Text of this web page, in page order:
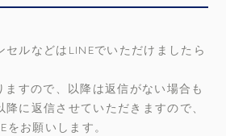
セルなどはLINEでいただけましたら
ますので、以降は返信がない場合も
に返信させていただきますので、
をお願いします。